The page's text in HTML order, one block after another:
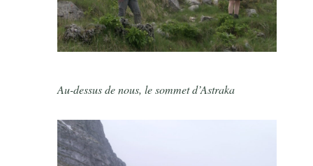
Au-dessus de nous, le sommet d’Astraka